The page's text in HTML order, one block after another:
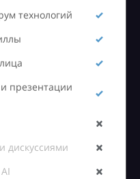
технологий
презентации
дискуссиями